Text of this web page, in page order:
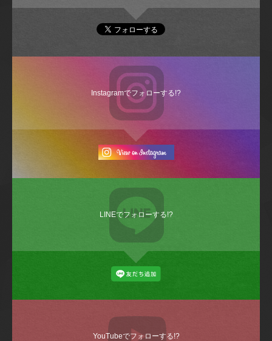
Instagramでフォローする!?
LINEでフォローする!?
YouTubeでフォローする!?